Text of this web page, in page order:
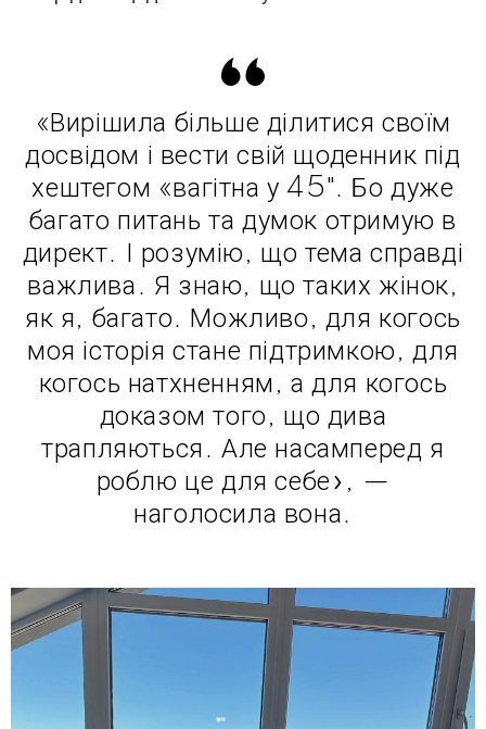
«Вирішила більше ділитися своїм
досвідом і вести свій щоденник під
хештегом «вагітна у 45″. Бо дуже
багато питань та думок отримую в
директ. І розумію, що тема справді
важлива. Я знаю, що таких жінок,
як я, багато. Можливо, для когось
моя історія стане підтримкою, для
когось натхненням, а для когось
доказом того, що дива
трапляються. Але насамперед я
роблю це для себе», —
наголосила вона.